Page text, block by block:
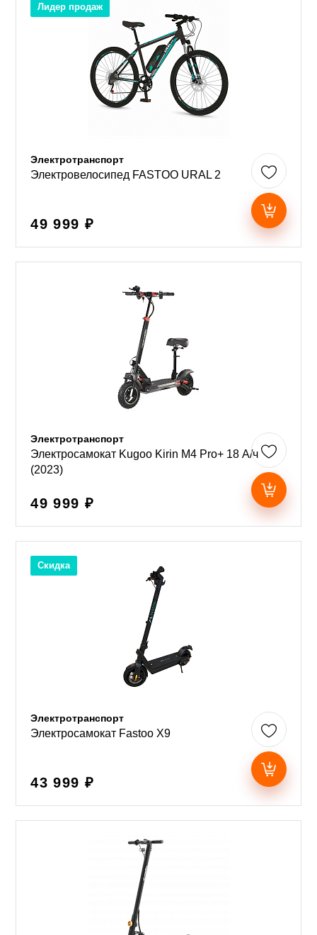
Лидер продаж
Электротранспорт
Электровелосипед FASTOO URAL 2
49 999 ₽
Электротранспорт
Электросамокат Kugoo Kirin M4 Pro+ 18 А/ч
(2023)
49 999 ₽
Скидка
Электротранспорт
Электросамокат Fastoo X9
43 999 ₽